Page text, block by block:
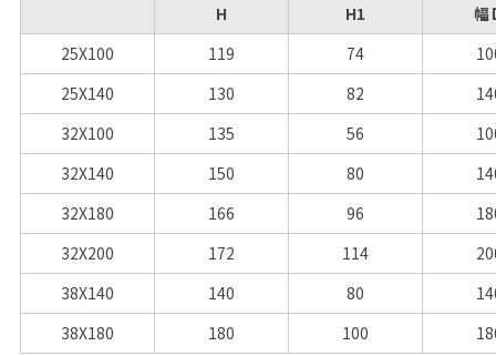
H H1
幅
25X100
119 74
25X140
130 82
32X100
135 56
32X140
150 80
32X180
166 96
32X200
172 114
38X140
140 80
38X180
180 100